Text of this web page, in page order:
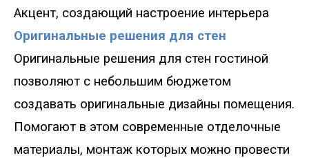
Акцент, создающий настроение интерьера
Оригинальные решения для стен
Оригинальные решения для стен гостиной
позволяют с небольшим бюджетом
создавать оригинальные дизайны помещения.
Помогают в этом современные отделочные
материалы, монтаж которых можно провести